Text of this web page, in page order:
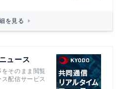
を見る
ュース
そのまま閲覧
配信サービス